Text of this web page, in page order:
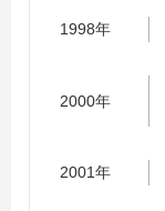
1998年
2000年
2001年